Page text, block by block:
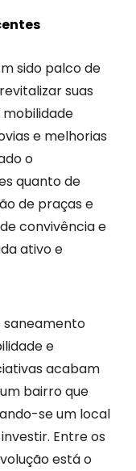
sido palco de
suas
e melhorias
o
quanto de
de praças e
convivência e
ativo e
saneamento
e
acabam
bairro que
se um local
Entre os
está o